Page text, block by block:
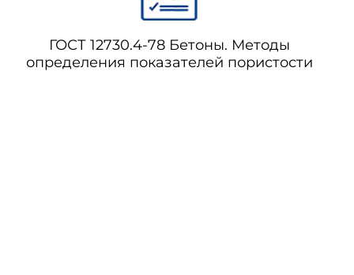
ГОСТ 12730.4-78 Бетоны. Методы
определения показателей пористости